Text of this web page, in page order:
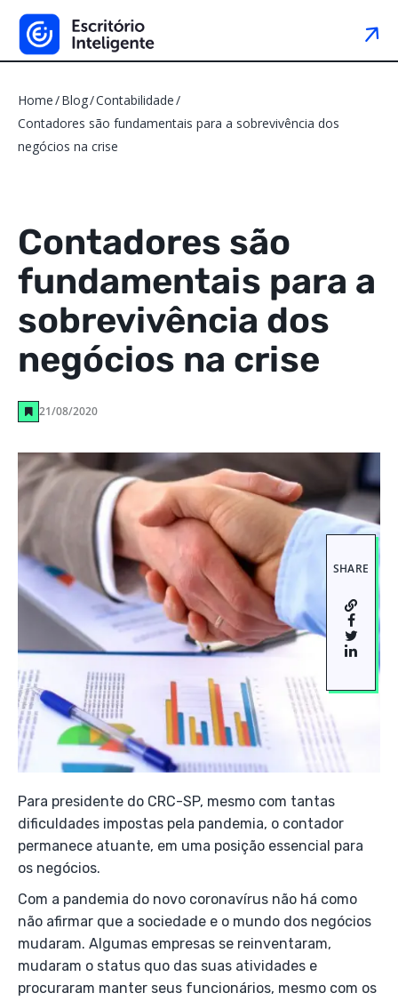
Home Blog Contabilidade
Contadores são fundamentais para a sobrevivência dos
negócios na crise
Contadores são
fundamentais para a
sobrevivência dos
negócios na crise
21/08/2020
SHARE
Para presidente do CRC-SP, mesmo com tantas
dificuldades impostas pela pandemia, o contador
permanece atuante, em uma posição essencial para
os negócios.
Com a pandemia do novo coronavírus não há como
não afirmar que a sociedade e o mundo dos negócios
mudaram. Algumas empresas se reinventaram,
mudaram o status quo das suas atividades e
procuraram manter seus funcionários, mesmo com os